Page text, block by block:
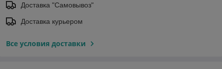
Доставка "Самовывоз"
Доставка курьером
Все условия доставки